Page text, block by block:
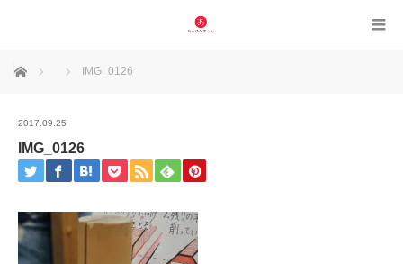
ホーム IMG_0126
2017.09.25
IMG_0126